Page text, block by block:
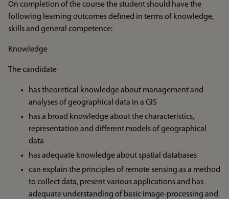
On completion of the course the student should have the
following learning outcomes defined in terms of knowledge,
skills and general competence:
Knowledge
The candidate
has theoretical knowledge about management and
analyses of geographical data in a GIS
has a broad knowledge about the characteristics,
representation and different models of geographical
data
has adequate knowledge about spatial databases
can explain the principles of remote sensing as a method
to collect data, present various applications and has
adequate understanding of basic image-processing and